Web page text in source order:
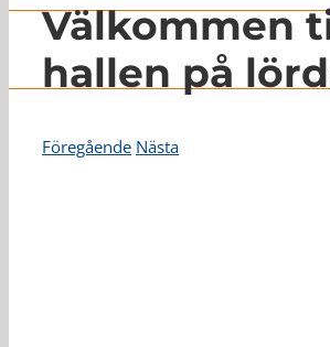
LAG
INFO
Välkommen
hallen på
Föregående Nästa